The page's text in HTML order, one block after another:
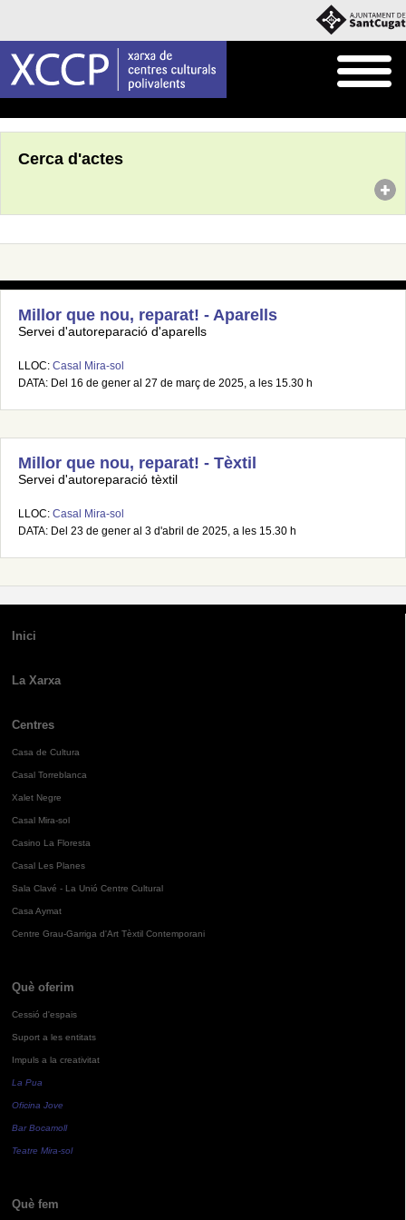
Cerca d'actes
Millor que nou, reparat! - Aparells
Servei d'autoreparació d'aparells
LLOC: Casal Mira-sol
DATA: Del 16 de gener al 27 de març de 2025, a les 15.30 h
Millor que nou, reparat! - Tèxtil
Servei d'autoreparació tèxtil
LLOC: Casal Mira-sol
DATA: Del 23 de gener al 3 d'abril de 2025, a les 15.30 h
Inici
La Xarxa
Centres
Casa de Cultura
Casal Torreblanca
Xalet Negre
Casal Mira-sol
Casino La Floresta
Casal Les Planes
Sala Clavé - La Unió Centre Cultural
Casa Aymat
Centre Grau-Garriga d'Art Tèxtil Contemporani
Què oferim
Cessió d'espais
Suport a les entitats
Impuls a la creativitat
La Pua
Oficina Jove
Bar Bocamoll
Teatre Mira-sol
Què fem